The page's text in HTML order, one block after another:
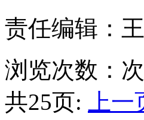
责任编辑：
浏览次数： 次
共25页:
上一